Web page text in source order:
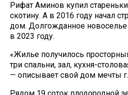
Рифат Аминов купил
скотину. А в 2016 году начал
дом. Долгожданное новоселье
в 2023 году.
«Жилье получилось
три спальни, зал, кухня-
— описывает свой дом мечты